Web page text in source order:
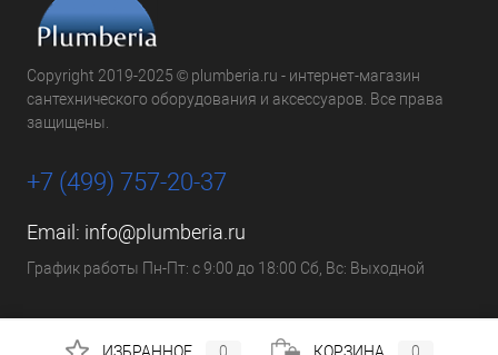
Copyright 2019-2025 © plumberia.ru - интернет-магазин
сантехнического оборудования и аксессуаров. Все права
защищены.
+7 (499) 757-20-37
Email: info@plumberia.ru
График работы Пн-Пт: с 9:00 до 18:00 Сб, Вс: Выходной
ИЗБРАННОЕ 0 КОРЗИНА 0